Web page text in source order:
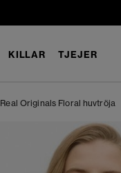
KILLAR TJEJER
Real Originals Floral huvtröja